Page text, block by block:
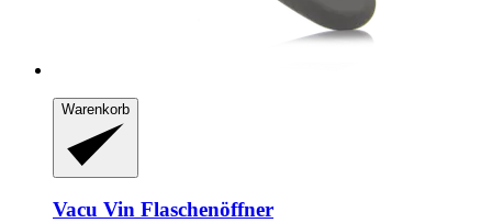
Warenkorb
Vacu Vin Flaschenöffner